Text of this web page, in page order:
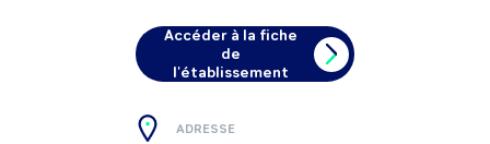
Accéder à la fiche
de
l'établissement
ADRESSE